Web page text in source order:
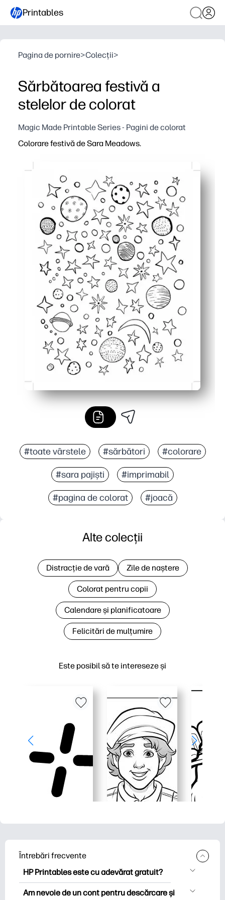
Printables
Pagina de pornire>Colecții>
Sărbătoarea festivă a
stelelor de colorat
Magic Made Printable Series - Pagini de colorat
Colorare festivă de Sara Meadows.
#toate vârstele #sărbători #colorare
#sara pajiști #imprimabil
#pagina de colorat #joacă
Este posibil să te intereseze și
Alte colecții
Distracție de vară Zile de naștere
Colorat pentru copii
Calendare și planificatoare
Felicitări de mulțumire
Întrebări frecvente
HP Printables este cu adevărat gratuit?
HP Printables oferă peste 2.500 de
Am nevoie de un cont pentru descărcare și